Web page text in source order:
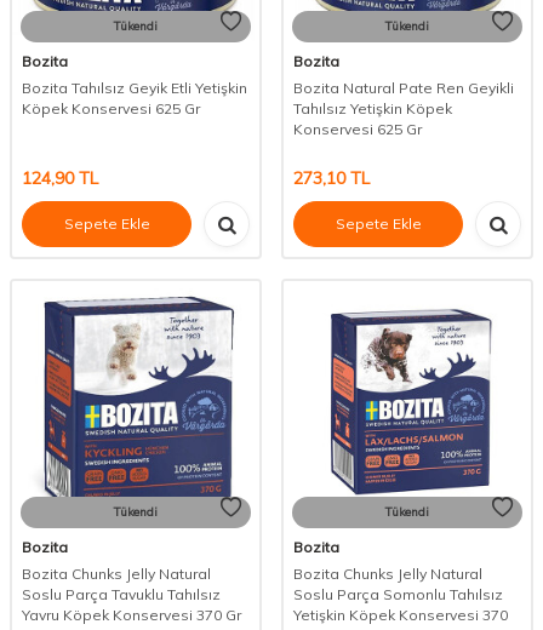
Tükendi
Bozita
Bozita Tahılsız Geyik Etli Yetişkin
Köpek Konservesi 625 Gr
124,90TL
Sepete Ekle
Tükendi
Bozita
Bozita Natural Pate Ren Geyikli
Tahılsız Yetişkin Köpek
Konservesi 625 Gr
273,10TL
Sepete Ekle
Tükendi
Bozita
Bozita Chunks Jelly Natural
Soslu Parça Tavuklu Tahılsız
Yavru Köpek Konservesi 370 Gr
Tükendi
Bozita
Bozita Chunks Jelly Natural
Soslu Parça Somonlu Tahılsız
Yetişkin Köpek Konservesi 370